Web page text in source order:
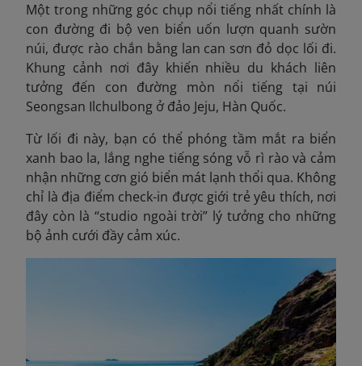
Một trong những góc chụp nổi tiếng nhất chính là
con đường đi bộ ven biển uốn lượn quanh sườn
núi, được rào chắn bằng lan can sơn đỏ dọc lối đi.
Khung cảnh nơi đây khiến nhiều du khách liên
tưởng đến con đường mòn nổi tiếng tại núi
Seongsan Ilchulbong ở đảo Jeju, Hàn Quốc.
Từ lối đi này, bạn có thể phóng tầm mắt ra biển
xanh bao la, lắng nghe tiếng sóng vỗ rì rào và cảm
nhận những cơn gió biển mát lạnh thổi qua. Không
chỉ là địa điểm check-in được giới trẻ yêu thích, nơi
đây còn là “studio ngoài trời” lý tưởng cho những
bộ ảnh cưới đầy cảm xúc.